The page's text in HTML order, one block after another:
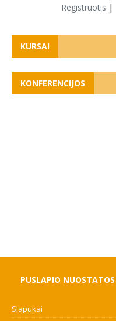
Registruotis |
KURSAI
KONFERENCIJOS
PUSLAPIO NUOSTATOS
Slapukai